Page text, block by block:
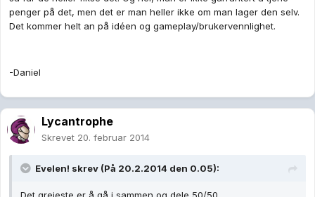
penger på det, men det er man heller ikke om man lager den selv.
Det kommer helt an på idéen og gameplay/brukervennlighet.
-Daniel
Lycantrophe
Skrevet 20. februar 2014
Evelen! skrev (På 20.2.2014 den 0.05):